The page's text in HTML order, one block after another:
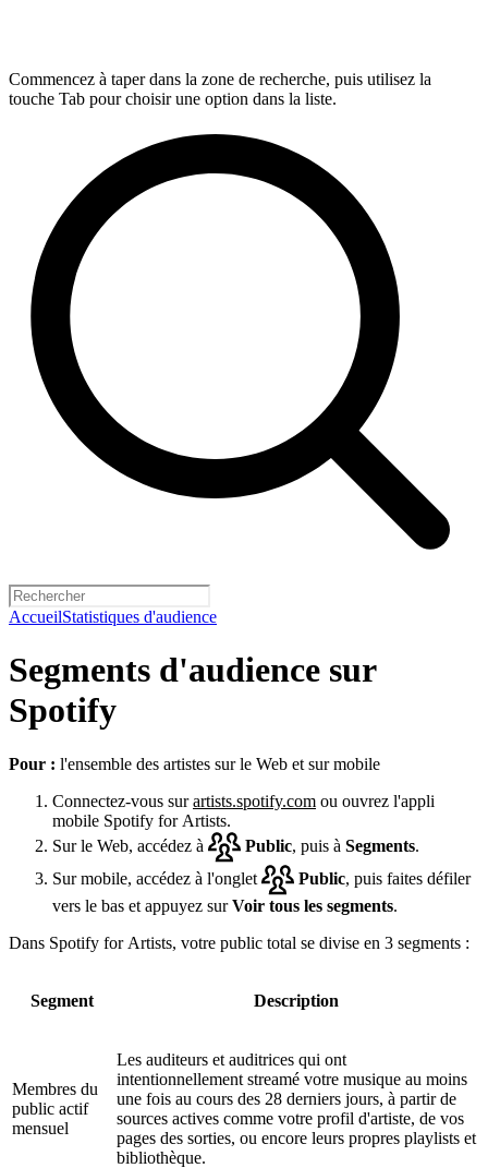
Commencez à taper dans la zone de recherche, puis utilisez la
touche Tab pour choisir une option dans la liste.
AccueilStatistiques d'audience
Segments d'audience sur
Spotify
Pour : l'ensemble des artistes sur le Web et sur mobile
Connectez-vous surartists.spotify.com ou ouvrez l'appli
mobile Spotify for Artists.
Sur le Web, accédez à
Public, puis à Segments.
Sur mobile, accédez à l'onglet
Public, puis faites défiler
vers le bas et appuyez surVoir tous les segments.
Dans Spotify for Artists, votre public total se divise en 3 segments :
Segment Description
Membres du
public actif
mensuel
Les auditeurs et auditrices qui ont
intentionnellement streamé votre musique au moins
une fois au cours des 28 derniers jours, à partir de
sources actives comme votre profil d'artiste, de vos
pages des sorties, ou encore leurs propres playlists et
bibliothèque.